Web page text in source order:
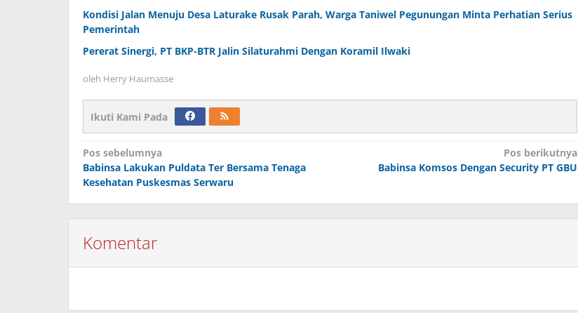
Kondisi Jalan Menuju Desa Laturake Rusak Parah, Warga Taniwel Pegunungan Minta Perhatian Serius
Pemerintah
Pererat Sinergi, PT BKP-BTR Jalin Silaturahmi Dengan Koramil Ilwaki
oleh Herry Haumasse
Ikuti Kami Pada
Navigasi
pos
Pos sebelumnya
Babinsa Lakukan Puldata Ter Bersama Tenaga
Kesehatan Puskesmas Serwaru
Pos berikutnya
Babinsa Komsos Dengan Security PT GBU
Komentar